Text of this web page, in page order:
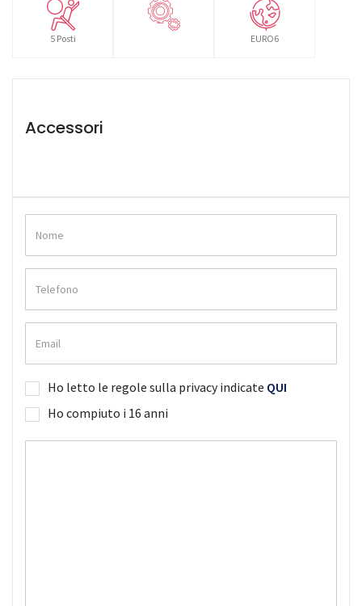
5 Posti EURO6
Accessori
Ho letto le regole sulla privacy indicate QUI
Ho compiuto i 16 anni